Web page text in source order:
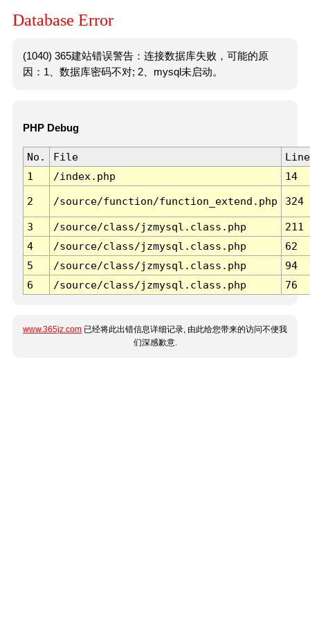
Database Error
(1040) 365建站错误警告：连接数据库失败，可能的原
因：1、数据库密码不对; 2、mysql未启动。
PHP Debug
No. File
Line
1
/index.php 14
2 /source/function/function_extend.php 324
3 /source/class/jzmysql.class.php
211
4
/source/class/jzmysql.class.php
62
5
/source/class/jzmysql.class.php
94
6
/source/class/jzmysql.class.php 76
www.365jz.com 已经将此出错信息详细记录, 由此给您带来的访问不便我
们深感歉意.